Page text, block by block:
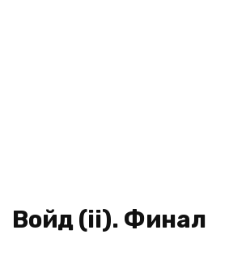
Войд (ii). Финал